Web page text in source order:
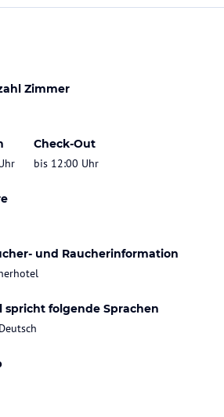
Zimmer
Check-Out
bis 12:00 Uhr
und Raucherinformation
spricht folgende Sprachen